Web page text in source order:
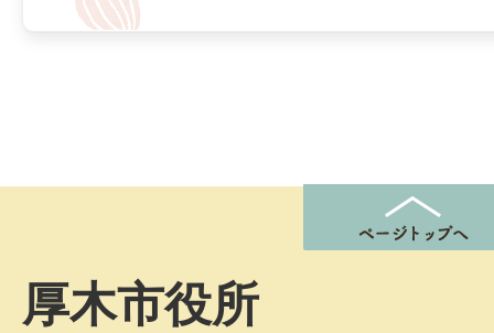
厚木市役所